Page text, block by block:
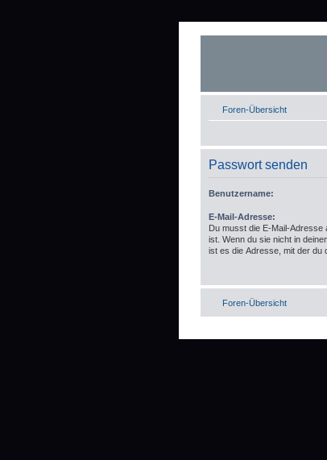
Foren-Übersicht
Passwort senden
Benutzername:
E-Mail-Adresse:
Du musst die E-Mail-Adresse
ist. Wenn du sie nicht in
ist es die Adresse, mit der du
Foren-Übersicht